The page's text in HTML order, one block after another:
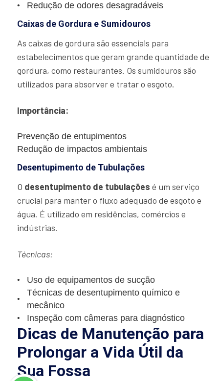
Redução de odores desagradáveis
Caixas de Gordura e Sumidouros
As caixas de gordura são essenciais para
estabelecimentos que geram grande quantidade de
gordura, como restaurantes. Os sumidouros são
utilizados para absorver e tratar o esgoto.
Importância:
Prevenção de entupimentos
Redução de impactos ambientais
Desentupimento de Tubulações
O desentupimento de tubulações é um serviço
crucial para manter o fluxo adequado de esgoto e
água. É utilizado em residências, comércios e
indústrias.
Técnicas:
Uso de equipamentos de sucção
Técnicas de desentupimento químico e
mecânico
Inspeção com câmeras para diagnóstico
Dicas de Manutenção para
Prolongar a Vida Útil da
Sua Fossa